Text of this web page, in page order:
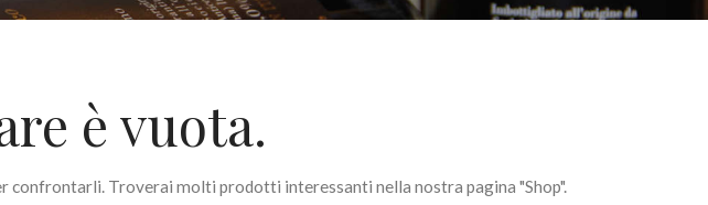
è vuota.
Troverai molti prodotti interessanti nella nostra pagina "Shop".